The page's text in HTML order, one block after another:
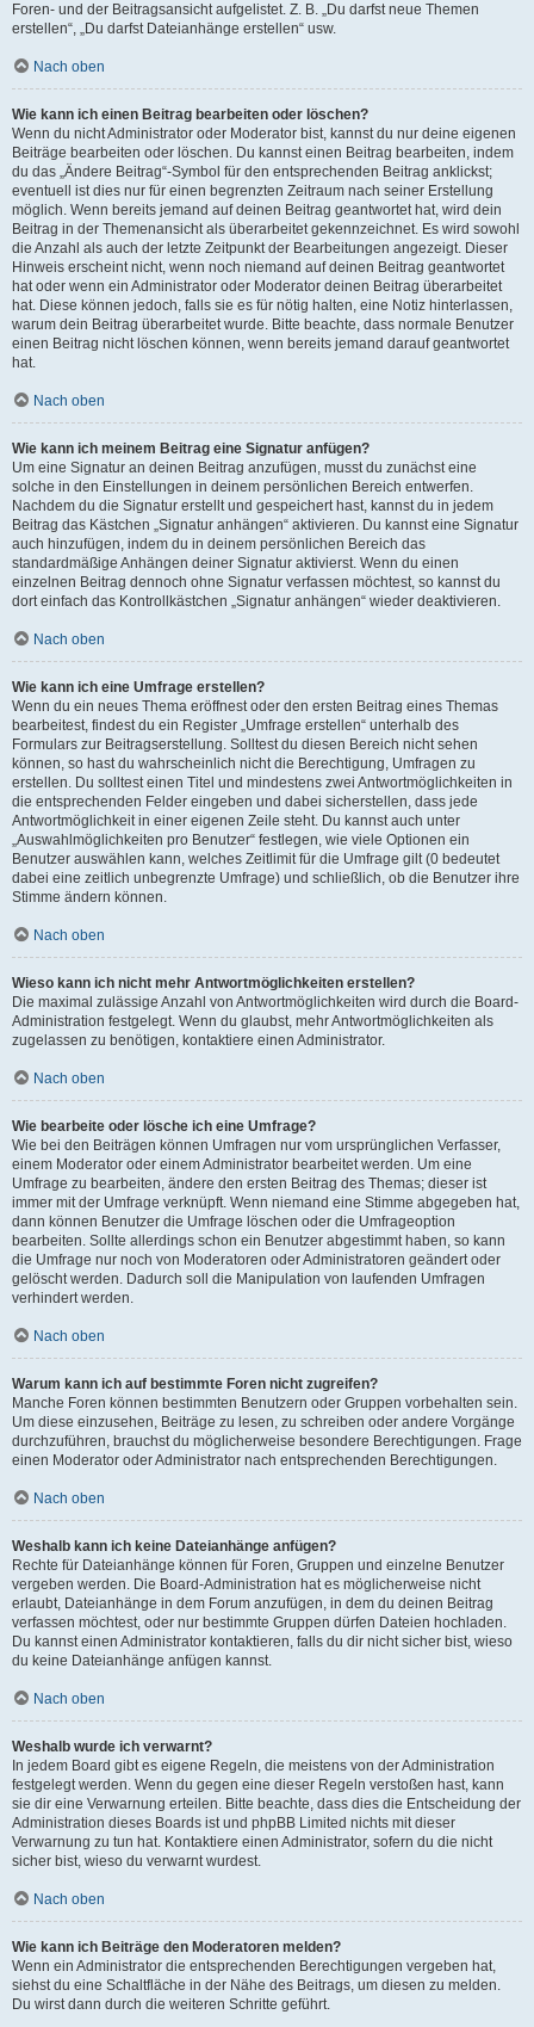
Foren- und der Beitragsansicht aufgelistet. Z. B. „Du darfst neue Themen
erstellen“, „Du darfst Dateianhänge erstellen“ usw.
Nach oben
Wie kann ich einen Beitrag bearbeiten oder löschen?
Wenn du nicht Administrator oder Moderator bist, kannst du nur deine eigenen
Beiträge bearbeiten oder löschen. Du kannst einen Beitrag bearbeiten, indem
du das „Ändere Beitrag“-Symbol für den entsprechenden Beitrag anklickst;
eventuell ist dies nur für einen begrenzten Zeitraum nach seiner Erstellung
möglich. Wenn bereits jemand auf deinen Beitrag geantwortet hat, wird dein
Beitrag in der Themenansicht als überarbeitet gekennzeichnet. Es wird sowohl
die Anzahl als auch der letzte Zeitpunkt der Bearbeitungen angezeigt. Dieser
Hinweis erscheint nicht, wenn noch niemand auf deinen Beitrag geantwortet
hat oder wenn ein Administrator oder Moderator deinen Beitrag überarbeitet
hat. Diese können jedoch, falls sie es für nötig halten, eine Notiz hinterlassen,
warum dein Beitrag überarbeitet wurde. Bitte beachte, dass normale Benutzer
einen Beitrag nicht löschen können, wenn bereits jemand darauf geantwortet
hat.
Nach oben
Wie kann ich meinem Beitrag eine Signatur anfügen?
Um eine Signatur an deinen Beitrag anzufügen, musst du zunächst eine
solche in den Einstellungen in deinem persönlichen Bereich entwerfen.
Nachdem du die Signatur erstellt und gespeichert hast, kannst du in jedem
Beitrag das Kästchen „Signatur anhängen“ aktivieren. Du kannst eine Signatur
auch hinzufügen, indem du in deinem persönlichen Bereich das
standardmäßige Anhängen deiner Signatur aktivierst. Wenn du einen
einzelnen Beitrag dennoch ohne Signatur verfassen möchtest, so kannst du
dort einfach das Kontrollkästchen „Signatur anhängen“ wieder deaktivieren.
Nach oben
Wie kann ich eine Umfrage erstellen?
Wenn du ein neues Thema eröffnest oder den ersten Beitrag eines Themas
bearbeitest, findest du ein Register „Umfrage erstellen“ unterhalb des
Formulars zur Beitragserstellung. Solltest du diesen Bereich nicht sehen
können, so hast du wahrscheinlich nicht die Berechtigung, Umfragen zu
erstellen. Du solltest einen Titel und mindestens zwei Antwortmöglichkeiten in
die entsprechenden Felder eingeben und dabei sicherstellen, dass jede
Antwortmöglichkeit in einer eigenen Zeile steht. Du kannst auch unter
„Auswahlmöglichkeiten pro Benutzer“ festlegen, wie viele Optionen ein
Benutzer auswählen kann, welches Zeitlimit für die Umfrage gilt (0 bedeutet
dabei eine zeitlich unbegrenzte Umfrage) und schließlich, ob die Benutzer ihre
Stimme ändern können.
Nach oben
Wieso kann ich nicht mehr Antwortmöglichkeiten erstellen?
Die maximal zulässige Anzahl von Antwortmöglichkeiten wird durch die Board-
Administration festgelegt. Wenn du glaubst, mehr Antwortmöglichkeiten als
zugelassen zu benötigen, kontaktiere einen Administrator.
Nach oben
Wie bearbeite oder lösche ich eine Umfrage?
Wie bei den Beiträgen können Umfragen nur vom ursprünglichen Verfasser,
einem Moderator oder einem Administrator bearbeitet werden. Um eine
Umfrage zu bearbeiten, ändere den ersten Beitrag des Themas; dieser ist
immer mit der Umfrage verknüpft. Wenn niemand eine Stimme abgegeben hat,
dann können Benutzer die Umfrage löschen oder die Umfrageoption
bearbeiten. Sollte allerdings schon ein Benutzer abgestimmt haben, so kann
die Umfrage nur noch von Moderatoren oder Administratoren geändert oder
gelöscht werden. Dadurch soll die Manipulation von laufenden Umfragen
verhindert werden.
Nach oben
Warum kann ich auf bestimmte Foren nicht zugreifen?
Manche Foren können bestimmten Benutzern oder Gruppen vorbehalten sein.
Um diese einzusehen, Beiträge zu lesen, zu schreiben oder andere Vorgänge
durchzuführen, brauchst du möglicherweise besondere Berechtigungen. Frage
einen Moderator oder Administrator nach entsprechenden Berechtigungen.
Nach oben
Weshalb kann ich keine Dateianhänge anfügen?
Rechte für Dateianhänge können für Foren, Gruppen und einzelne Benutzer
vergeben werden. Die Board-Administration hat es möglicherweise nicht
erlaubt, Dateianhänge in dem Forum anzufügen, in dem du deinen Beitrag
verfassen möchtest, oder nur bestimmte Gruppen dürfen Dateien hochladen.
Du kannst einen Administrator kontaktieren, falls du dir nicht sicher bist, wieso
du keine Dateianhänge anfügen kannst.
Nach oben
Weshalb wurde ich verwarnt?
In jedem Board gibt es eigene Regeln, die meistens von der Administration
festgelegt werden. Wenn du gegen eine dieser Regeln verstoßen hast, kann
sie dir eine Verwarnung erteilen. Bitte beachte, dass dies die Entscheidung der
Administration dieses Boards ist und phpBB Limited nichts mit dieser
Verwarnung zu tun hat. Kontaktiere einen Administrator, sofern du die nicht
sicher bist, wieso du verwarnt wurdest.
Nach oben
Wie kann ich Beiträge den Moderatoren melden?
Wenn ein Administrator die entsprechenden Berechtigungen vergeben hat,
siehst du eine Schaltfläche in der Nähe des Beitrags, um diesen zu melden.
Du wirst dann durch die weiteren Schritte geführt.